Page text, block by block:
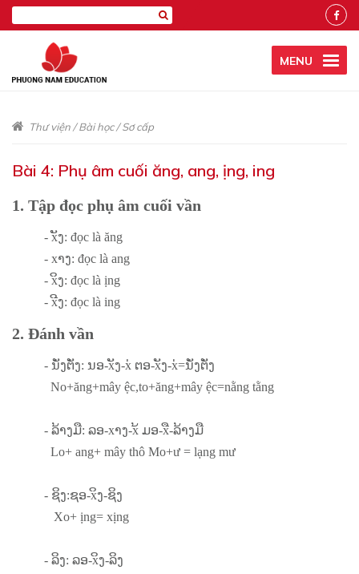
MENU
Thư viện/Bài học/Sơ cấp
Bài 4: Phụ âm cuối ăng, ang, ịng, ing
1. Tập đọc phụ âm cuối vần
- xັງ: đọc là ăng
- xາງ: đọc là ang
- xິງ: đọc là ịng
- xີງ: đọc là ing
2. Đánh vần
- ນັ່ງຕັ່ງ: ນອ-xັງ-x່ ຕອ-xັງ-x່=ນັ່ງຕັ່ງ
No+ăng+mây ệc,to+ăng+mây ệc=nằng tằng
- ລ້າງມື: ລອ-xາງ-x້ ມອ-xື-ລ້າງມື
Lo+ ang+ mây thô Mo+ư = lạng mư
- ຊິງ:ຊອ-xິງ-ຊິງ
Xo+ ịng= xịng
- ລິງ: ລອ-xິງ-ລິງ